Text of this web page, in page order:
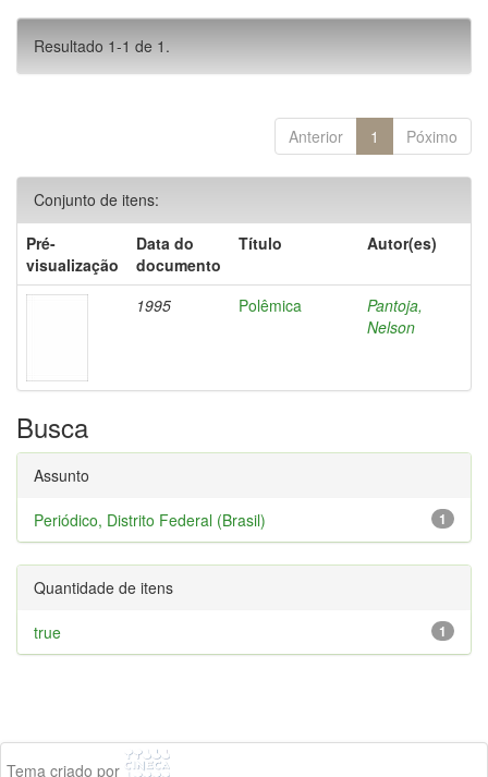
Resultado 1-1 de 1.
Anterior 1 Póximo
Conjunto de itens:
Pré-
visualização
Data do
documento
Título Autor(es)
1995 Polêmica
Pantoja,
Nelson
Busca
Assunto
1
Periódico, Distrito Federal (Brasil)
Quantidade de itens
1
true
Tema criado por